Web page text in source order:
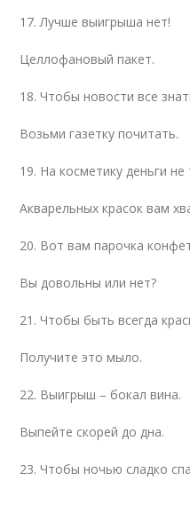
17. Лучше выигрыша нет!
Целлофановый пакет.
18. Чтобы новости все
Возьми газетку почитать.
19. На косметику деньги не
Акварельных красок вам
20. Вот вам парочка
Вы довольны или нет?
21. Чтобы быть всегда
Получите это мыло.
22. Выигрыш – бокал вина.
Выпейте скорей до дна.
23. Чтобы ночью сладко